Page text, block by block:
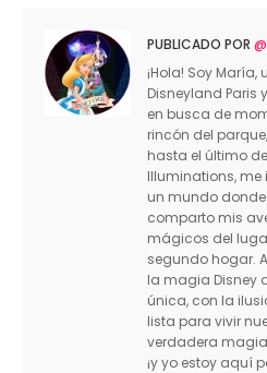
PUBLICADO POR
¡Hola! Soy
Disneyland Paris
en busca de
rincón del
hasta el último
Illuminations,
un mundo
comparto mis
mágicos del
segundo hogar.
la magia Disney
única, con la
lista para vivir
verdadera magia
¡y yo estoy aquí